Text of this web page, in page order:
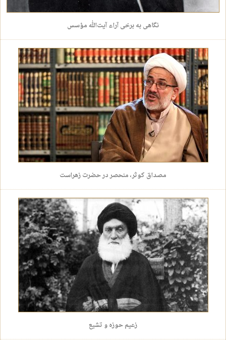
نگاهی به برخی آراء آیت‌الله مؤسس
مصداق کوثر، منحصر در حضرت زهراست
زعیم حوزه و تشیع